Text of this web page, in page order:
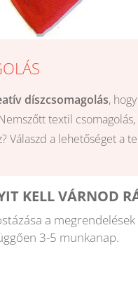
díszcsomagolás,
textil
Válaszd a lehetőséget a
KELL VÁRNOD
a
3-5 munkanap.